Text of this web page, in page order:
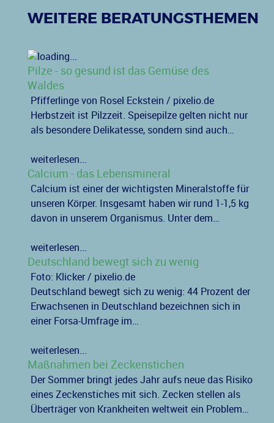
WEITERE BERATUNGSTHEMEN
Pilze - so gesund ist das Gemüse des
Waldes
Pfifferlinge von Rosel Eckstein / pixelio.de
Herbstzeit ist Pilzzeit. Speisepilze gelten nicht nur
als besondere Delikatesse, sondern sind auch…
weiterlesen...
Calcium - das Lebensmineral
Calcium ist einer der wichtigsten Mineralstoffe für
unseren Körper. Insgesamt haben wir rund 1-1,5 kg
davon in unserem Organismus. Unter dem…
weiterlesen...
Deutschland bewegt sich zu wenig
Foto: Klicker / pixelio.de
Deutschland bewegt sich zu wenig: 44 Prozent der
Erwachsenen in Deutschland bezeichnen sich in
einer Forsa-Umfrage im…
weiterlesen...
Maßnahmen bei Zeckenstichen
Der Sommer bringt jedes Jahr aufs neue das Risiko
eines Zeckenstiches mit sich. Zecken stellen als
Überträger von Krankheiten weltweit ein Problem…